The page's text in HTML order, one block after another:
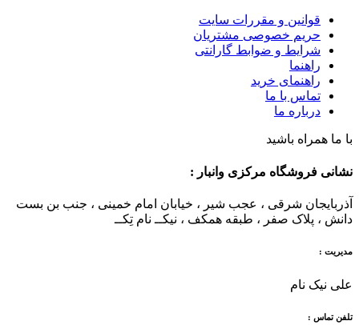
قوانین و مقررات سایت
حریم خصوصی مشتریان
شرایط و ضوابط گارانتی
راهنما
راهنمای خرید
تماس با ما
درباره ما
با ما همراه باشید
نشانی فروشگاه مرکزی وانبار :
آذربایجان شرقی ، عجب شیر ، خیابان امام خمینی ، جنب بن بست
دانش ، پلاک صفر ، طبقه همکف ، نیکــ نام تِکــ
مدیریت :
علی نیک نام
تلفن تماس :